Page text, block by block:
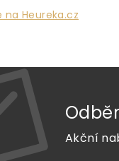
na Heureka.cz
Akční